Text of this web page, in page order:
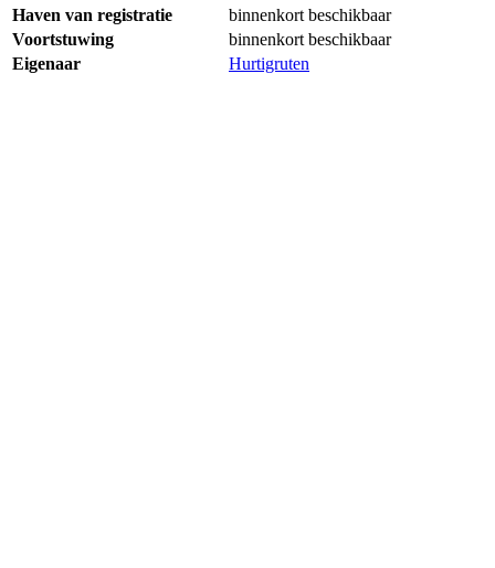
Haven van registratie
binnenkort beschikbaar
Voortstuwing
binnenkort beschikbaar
Eigenaar
Hurtigruten